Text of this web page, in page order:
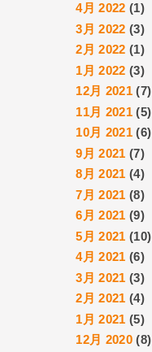
4月 2022 (1)
3月 2022 (3)
2月 2022 (1)
1月 2022 (3)
12月 2021 (7)
11月 2021 (5)
10月 2021 (6)
9月 2021 (7)
8月 2021 (4)
7月 2021 (8)
6月 2021 (9)
5月 2021 (10)
4月 2021 (6)
3月 2021 (3)
2月 2021 (4)
1月 2021 (5)
12月 2020 (8)